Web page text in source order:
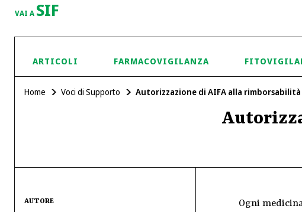
VAI A SIF
ARTICOLI FARMACOVIGILANZA
Home Voci di Supporto Autorizzazione di AIFA alla rimborsabilità
AUTORE
Ogni